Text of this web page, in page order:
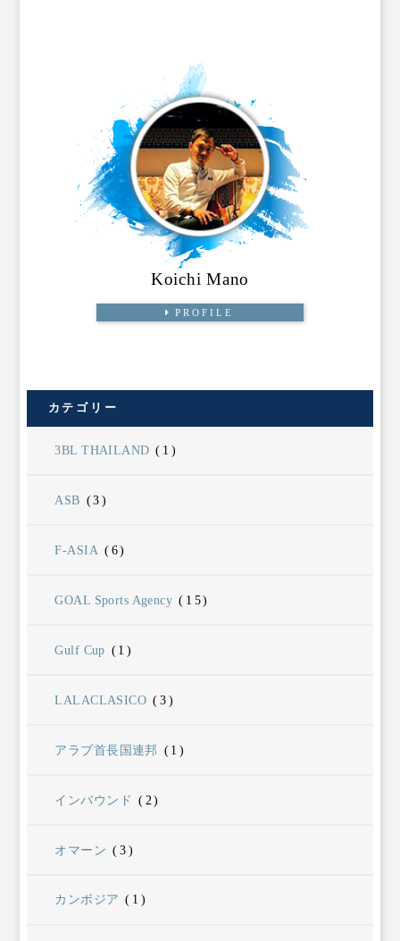
Koichi Mano
PROFILE
カテゴリー
3BL THAILAND (1)
ASB (3)
F-ASIA (6)
GOAL Sports Agency (15)
Gulf Cup (1)
LALACLASICO (3)
アラブ首長国連邦 (1)
インバウンド (2)
オマーン (3)
カンボジア (1)